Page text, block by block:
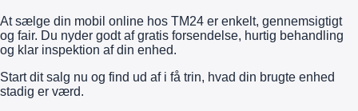
At sælge din mobil online hos TM24 er enkelt, gennemsigtigt
og fair. Du nyder godt af gratis forsendelse, hurtig behandling
og klar inspektion af din enhed.
Start dit salg nu og find ud af i få trin, hvad din brugte enhed
stadig er værd.